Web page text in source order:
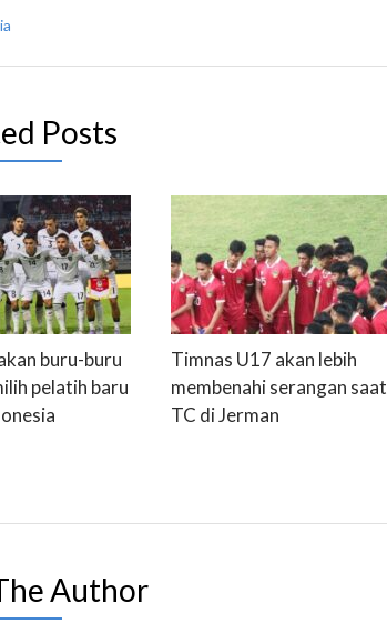
Posts
buru-buru
pelatih baru
Timnas U17 akan lebih
membenahi serangan saat
TC di Jerman
Author